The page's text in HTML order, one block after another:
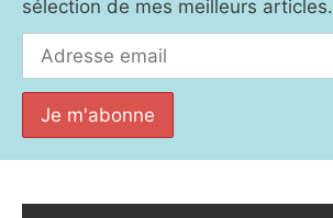
sélection de mes meilleurs articles.